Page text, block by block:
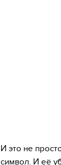
И это не
символ. И её